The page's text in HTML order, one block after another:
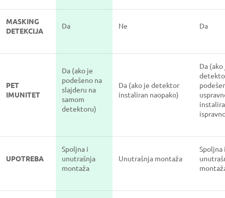
MASKING
DETEKCIJA
Da Ne Da
PET
IMUNITET
Da (ako je
podešeno na
slajderu na
samom
detektoru)
Da (ako je detektor
instaliran naopako)
Da (ako
UPOTREBA
Spoljna i
unutrašnja
montaža
Unutrašnja montaža
Spoljna